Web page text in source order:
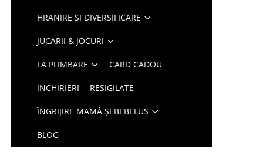
HRANIRE SI DIVERSIFICARE
JUCARII & JOCURI
LA PLIMBARE CARD CADOU
INCHIRIERI RESIGILATE
ÎNGRIJIRE MAMĂ ȘI BEBELUȘ
BLOG